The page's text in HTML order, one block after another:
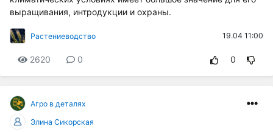
выращивания, интродукции и охраны.
Растениеводство 19.04 11:00
2620 0 0
Агро в деталях
Элина Сикорская